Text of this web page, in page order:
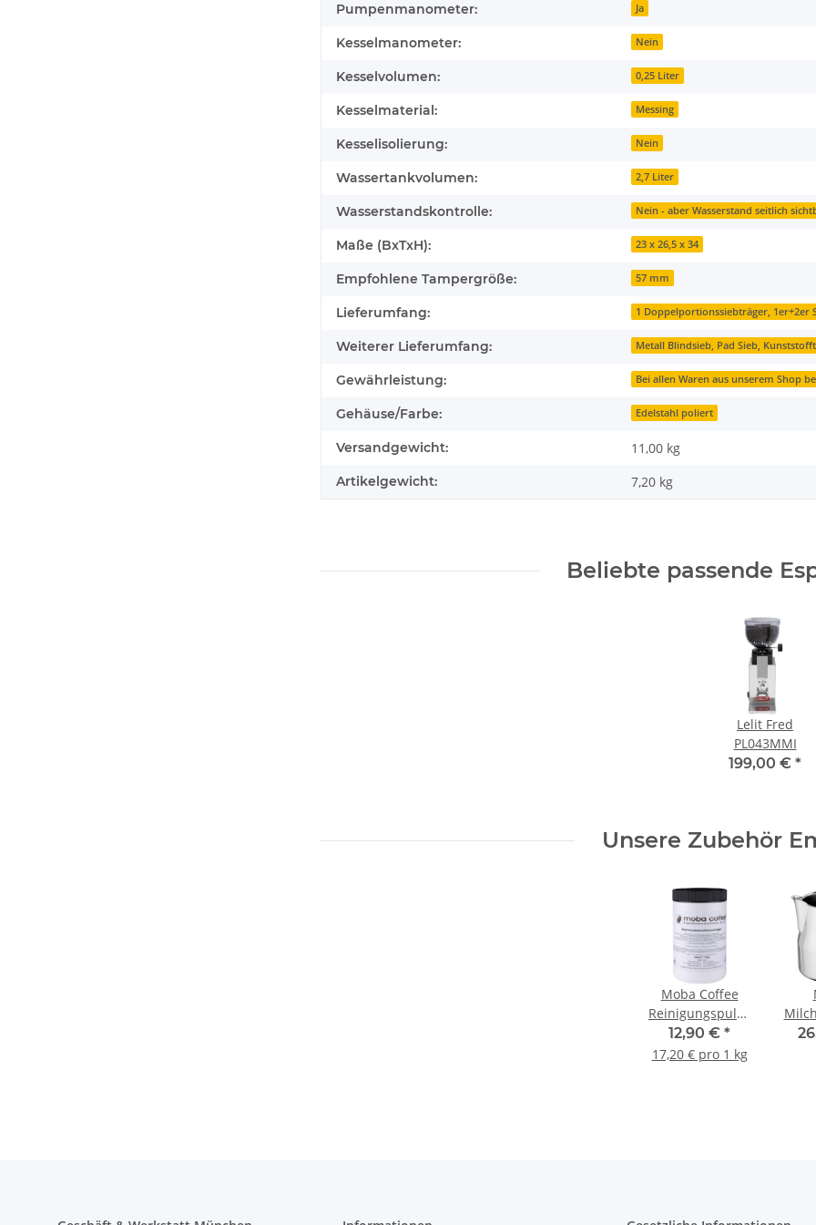
Pumpenmanometer: Ja
Kesselmanometer: Nein
Kesselvolumen: 0,25 Liter
Kesselmaterial: Messing
Kesselisolierung: Nein
Wassertankvolumen: 2,7 Liter
Wasserstandskontrolle: Nein - aber Wasserstand seitlich
Maße (BxTxH): 23 x 26,5 x 34
Empfohlene Tampergröße: 57 mm
Lieferumfang: 1 Doppelportionssiebträger, 1er+2er
Weiterer Lieferumfang: Metall Blindsieb, Pad Sieb,
Gewährleistung: Bei allen Waren aus unserem Shop
Gehäuse/Farbe: Edelstahl poliert
Versandgewicht: 11,00 kg
Artikelgewicht: 7,20 kg
Beliebte passende
Lelit Fred
PL043MMI
199,00 € *
Unsere Zubehör
Moba Coffee
Reinigungspulver
750g
12,90 € *
17,20 € pro 1 kg